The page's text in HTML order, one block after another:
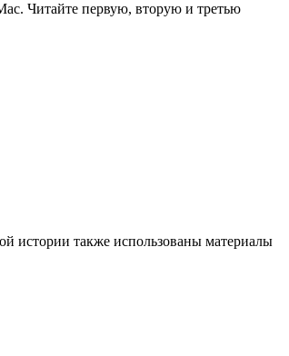
Читайте первую, вторую и третью
истории также использованы материалы